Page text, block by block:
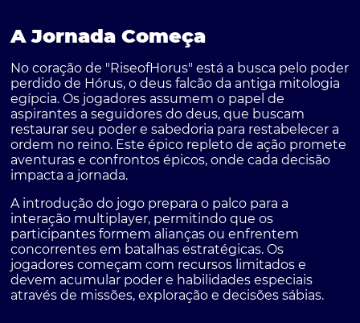
A Jornada Começa
No coração de "RiseofHorus" está a busca pelo poder
perdido de Hórus, o deus falcão da antiga mitologia
egípcia. Os jogadores assumem o papel de
aspirantes a seguidores do deus, que buscam
restaurar seu poder e sabedoria para restabelecer a
ordem no reino. Este épico repleto de ação promete
aventuras e confrontos épicos, onde cada decisão
impacta a jornada.
A introdução do jogo prepara o palco para a
interação multiplayer, permitindo que os
participantes formem alianças ou enfrentem
concorrentes em batalhas estratégicas. Os
jogadores começam com recursos limitados e
devem acumular poder e habilidades especiais
através de missões, exploração e decisões sábias.